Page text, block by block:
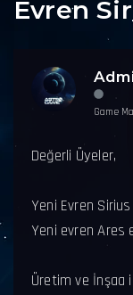
Evren
Game
Değerli Üyeler,
Yeni Evren
Yeni evren Ares
Üretim ve İnşaa